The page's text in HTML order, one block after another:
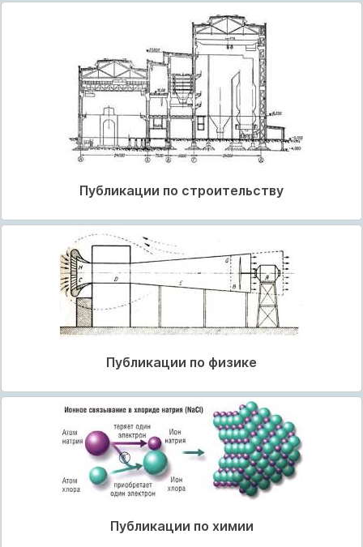
Публикации по строительству
Публикации по физике
Публикации по химии